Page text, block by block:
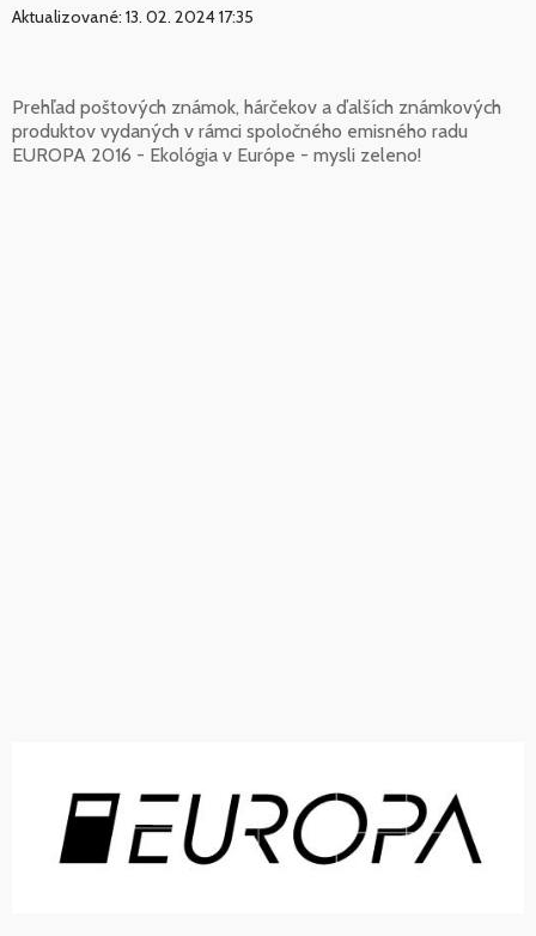
Aktualizované: 13. 02. 2024 17:35
Prehľad poštových známok, hárčekov a ďalších známkových
produktov vydaných v rámci spoločného emisného radu
EUROPA 2016 - Ekológia v Európe - mysli zeleno!